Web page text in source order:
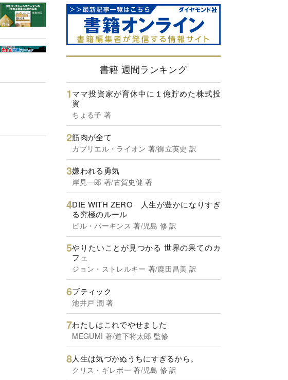
書籍 週間ランキング
ママ投資家が育休中に１億貯めた株式投
資
ちょる子 著
筋肉が全て
ガブリエル・ライオン 著/御立英史 訳
嫌われる勇気
岸見一郎 著/古賀史健 著
DIE WITH ZERO 人生が豊かになりすぎ
る究極のルール
ビル・パーキンス 著/児島 修 訳
やりたいことが見つかる 世界の果てのカ
フェ
ジョン・ストレルキー 著/鹿田昌美 訳
ブティック
池井戸 潤 著
わたしはこれでやせました
MEGUMI 著/道下将太郎 監修
人生は気づかぬうちにすぎるから。
クリス・ギレボー 著/児島 修 訳